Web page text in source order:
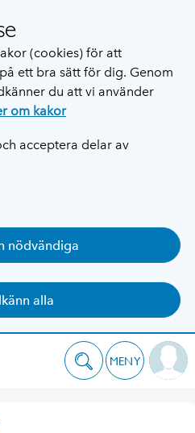
(cookies) för att
ett bra sätt för dig. Genom
du att vi använder
om kakor
acceptera delar av
nödvändiga
alla
MENY